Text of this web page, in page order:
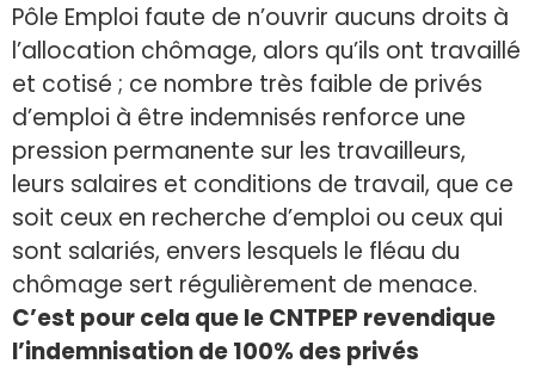
Pôle Emploi faute de n’ouvrir aucuns droits à
l’allocation chômage, alors qu’ils ont travaillé
et cotisé ; ce nombre très faible de privés
d’emploi à être indemnisés renforce une
pression permanente sur les travailleurs,
leurs salaires et conditions de travail, que ce
soit ceux en recherche d’emploi ou ceux qui
sont salariés, envers lesquels le fléau du
chômage sert régulièrement de menace.
C’est pour cela que le CNTPEP revendique
l’indemnisation de 100% des privés